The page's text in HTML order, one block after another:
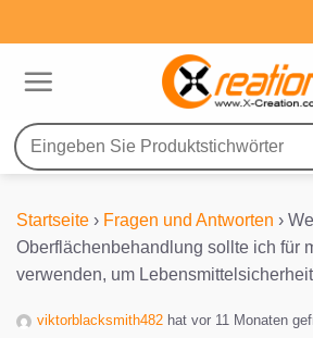
Inhalt
Suche
nach:
Startseite › Fragen und Antworten ›
Oberflächenbehandlung sollte ich für
verwenden, um
viktorblacksmith482 hat vor 11 Monaten